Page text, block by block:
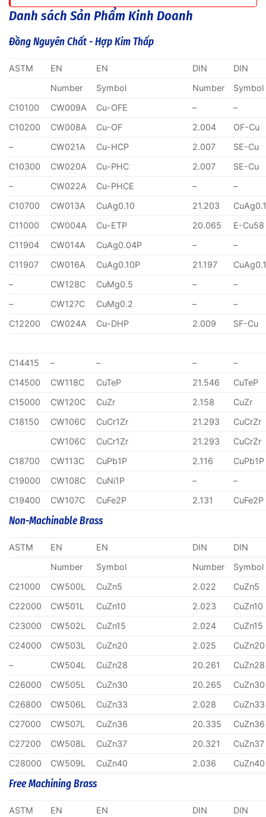
Danh sách Sản Phẩm Kinh Doanh
Đồng Nguyên Chất - Hợp Kim Thấp
ASTM EN EN DIN
DIN
Number
Symbol Number
Symbol
C10100
CW009A Cu-OFE –
–
C10200
CW008A Cu-OF 2.004
OF-Cu
–
CW021A Cu-HCP 2.007
SE-Cu
C10300
CW020A Cu-PHC 2.007
SE-Cu
–
CW022A Cu-PHCE –
–
C10700
CW013A CuAg0.10 21.203
C11000
CW004A Cu-ETP 20.065
E-Cu58
C11904
CW014A CuAg0.04P –
–
C11907
CW016A CuAg0.10P 21.197
–
CW128C CuMg0.5 –
–
–
CW127C CuMg0.2 –
–
C12200
CW024A Cu-DHP 2.009 SF-Cu
C14415 – – –
–
C14500
CW118C CuTeP 21.546
CuTeP
C15000
CW120C CuZr 2.158
CuZr
C18150
CW106C CuCr1Zr 21.293
CuCrZr
CW106C
CuCr1Zr 21.293
CuCrZr
C18700
CW113C CuPb1P 2.116
CuPb1P
C19000
CW108C CuNi1P –
–
C19400
CW107C CuFe2P 2.131 CuFe2P
Non-Machinable Brass
ASTM EN EN DIN
DIN
Number
Symbol Number
Symbol
C21000
CW500L CuZn5 2.022
CuZn5
C22000
CW501L CuZn10 2.023
CuZn10
C23000
CW502L CuZn15 2.024
CuZn15
C24000
CW503L CuZn20 2.025
CuZn20
–
CW504L CuZn28 20.261
CuZn28
C26000
CW505L CuZn30 20.265
CuZn30
C26800
CW506L CuZn33 2.028
CuZn33
C27000
CW507L CuZn36 20.335
CuZn36
C27200
CW508L CuZn37 20.321
CuZn37
C28000
CW509L CuZn40 2.036 CuZn40
Free Machining Brass
ASTM EN EN DIN DIN